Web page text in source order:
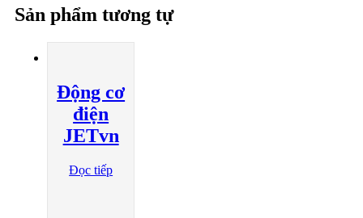
Sản phẩm tương tự
Động cơ
điện
JETvn
Đọc tiếp